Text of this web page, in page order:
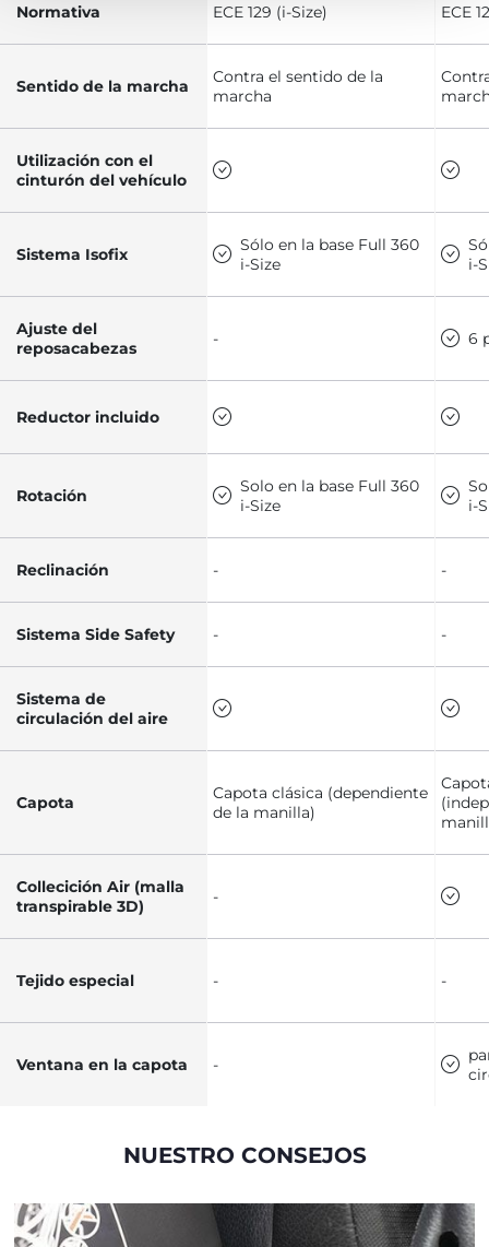
Normativa ECE 129 (i-Size) ECE
Sentido de la marcha
Contra el sentido de la
marcha
Utilización con el
cinturón del vehículo
Sistema Isofix
Sólo en la base Full 360
i-Size
i-
Ajuste del
reposacabezas
- 6
Reductor incluido
Rotación
Solo en la base Full 360
i-Size
i-
Reclinación - -
Sistema Side Safety - -
Sistema de
circulación del aire
Capota
Capota clásica (dependiente
de la manilla)
Collecición Air (malla
transpirable 3D)
-
Tejido especial - -
Ventana en la capota -
NUESTRO CONSEJOS